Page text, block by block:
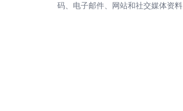
码、电子邮件、网站和社交媒体资料